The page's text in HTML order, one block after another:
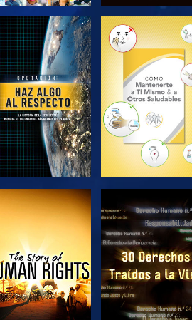
EXPLORA LAS
SERIES
EXPLORA LAS
SERIES
VE